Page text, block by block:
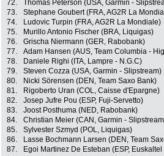
72.
Thomas Peterson (USA, Garmin -
73.
Stephane Goubert (FRA, AG2R La
74.
Ludovic Turpin (FRA, AG2R La Mondiale)
75.
Murillo Antonio Fischer (BRA, Liquigas)
76.
Grischa Niermann (GER, Rabobank)
77.
Adam Hansen (AUS, Team Columbia -
78.
Daniele Righi (ITA, Lampre - N.G.C)
79.
Steven Cozza (USA, Garmin - Slipstream)
80.
Nicki Sörensen (DEN, Team Saxo Bank)
81.
Rigoberto Uran (COL, Caisse d'Epargne)
82.
Josep Jufre Pou (ESP, Fuji-Servetto)
83.
Joost Posthuma (NED, Rabobank)
84.
Christian Meier (CAN, Garmin -
85.
Sylvester Szmyd (POL, Liquigas)
86.
Lasse Bochmann Larsen (DEN, Team
87.
Egoi Martinez De Esteban (ESP,